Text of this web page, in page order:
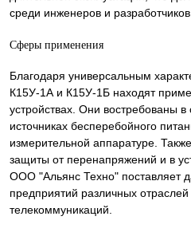
среди инженеров и разработчиков.
Сферы применения
Благодаря универсальным
К15У-1А и К15У-1Б находят
устройствах. Они востребованы в
источниках бесперебойного
измерительной аппаратуре.
защиты от перенапряжений и в
ООО "Альянс Техно" поставляет
предприятий различных
телекоммуникаций.